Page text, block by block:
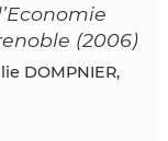
(2006)
DOMPNIER,